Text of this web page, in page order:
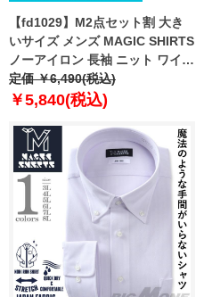
【fd1029】M2点セット割 大き
いサイズ メンズ MAGIC SHIRTS
ノーアイロン 長袖 ニット ワイシ
ャツ ボタンダウン 吸水速乾 スト
レッチ 日本製生地使用 ewma99-
定価 ￥6,490(税込)
￥5,840(税込)